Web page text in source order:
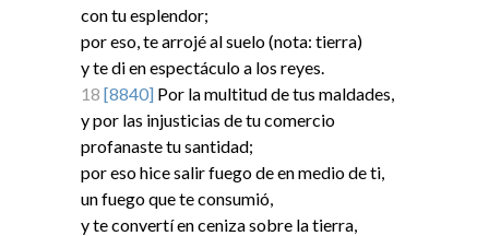
con tu esplendor;
por eso, te arrojé al suelo (nota: tierra)
y te di en espectáculo a los reyes.
18 [8840] Por la multitud de tus maldades,
y por las injusticias de tu comercio
profanaste tu santidad;
por eso hice salir fuego de en medio de ti,
un fuego que te consumió,
y te convertí en ceniza sobre la tierra,